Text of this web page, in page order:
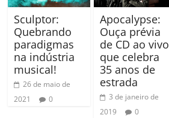
Sculptor:
Quebrando
paradigmas
na indústria
musical!
26 de maio de
2021
0
Apocalypse:
Ouça prévia
de CD ao vivo
que celebra
35 anos de
estrada
3 de janeiro de
2019
0